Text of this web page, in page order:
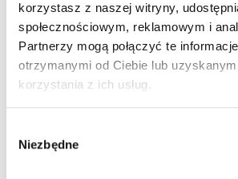
korzystasz z naszej witryny,
społecznościowym, reklamowym i
Partnerzy mogą połączyć te
otrzymanymi od Ciebie lub
korzystania z ich usług.
Niezbędne
Darmowa dostawa
od 200zł